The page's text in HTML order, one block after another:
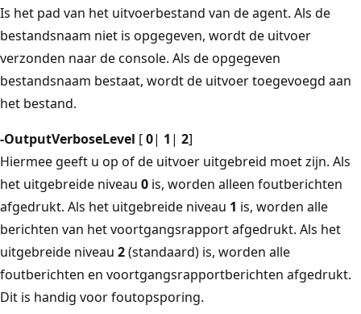
Is het pad van het uitvoerbestand van de agent. Als de
bestandsnaam niet is opgegeven, wordt de uitvoer
verzonden naar de console. Als de opgegeven
bestandsnaam bestaat, wordt de uitvoer toegevoegd aan
het bestand.
-OutputVerboseLevel [0| 1 | 2]
Hiermee geeft u op of de uitvoer uitgebreid moet zijn. Als
het uitgebreide niveau 0 is, worden alleen foutberichten
afgedrukt. Als het uitgebreide niveau 1 is, worden alle
berichten van het voortgangsrapport afgedrukt. Als het
uitgebreide niveau 2(standaard) is, worden alle
foutberichten en voortgangsrapportberichten afgedrukt.
Dit is handig voor foutopsporing.